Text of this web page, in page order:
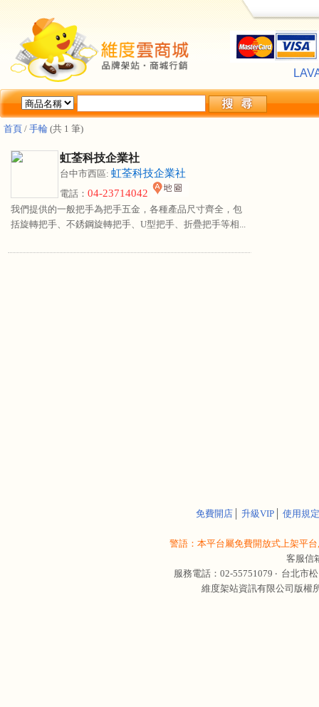
[★
[★
首頁 / 手輪 (共 1 筆)
虹荃科技企業社
台中市西區: 虹荃科技企業社
電話： 04-23714042
我們提供的一般把手為把手五金，各種產品尺寸齊全，包
括旋轉把手、不銹鋼旋轉把手、U型把手、折疊把手等相...
免費開店│ 升級VIP│ 使用規定
警語：本平台屬免費開放式上架平
客服信
服務電話：02-55751079 ‧ 台北市
維度架站資訊有限公司版權